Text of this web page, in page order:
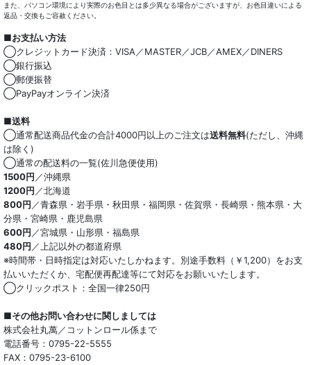
また、パソコン環境により実際のお色目とは多少異なる場合がございますが、お色目違いによる
返品・交換もご容赦ください。
■お支払い方法
◯クレジットカード決済：VISA／MASTER／JCB／AMEX／DINERS
◯銀行振込
◯郵便振替
◯PayPayオンライン決済
■送料
◯通常配送商品代金の合計4000円以上のご注文は送料無料(ただし、沖縄
は除く)
◯通常の配送料の一覧(佐川急便使用)
1500円／沖縄県
1200円／北海道
800円／青森県・岩手県・秋田県・福岡県・佐賀県・長崎県・熊本県・大
分県・宮崎県・鹿児島県
600円／宮城県・山形県・福島県
480円／上記以外の都道府県
※時間帯・日時指定は対応いたしかねます。別途手数料（￥1,200）をお支
払いいただくか、宅配便再配達等にて対応をお願いいたします。
◯クリックポスト：全国一律250円
■その他お問い合わせに関しましては
株式会社丸萬／コットンロール係まで
電話番号：0795-22-5555
FAX：0795-23-6100